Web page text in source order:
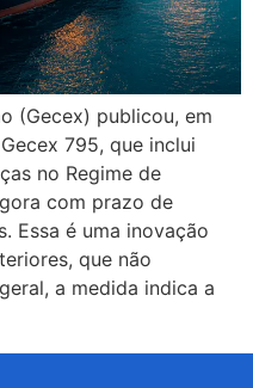
(Gecex) publicou, em
795, que inclui
no Regime de
com prazo de
Essa é uma inovação
que não
a medida indica a